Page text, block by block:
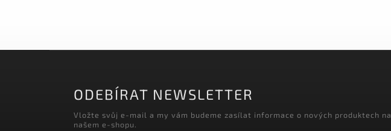
ODEBÍRAT NEWSLETTER
Vložte svůj e-mail a my vám budeme zasílat informace o nových produktech na
našem e-shopu.